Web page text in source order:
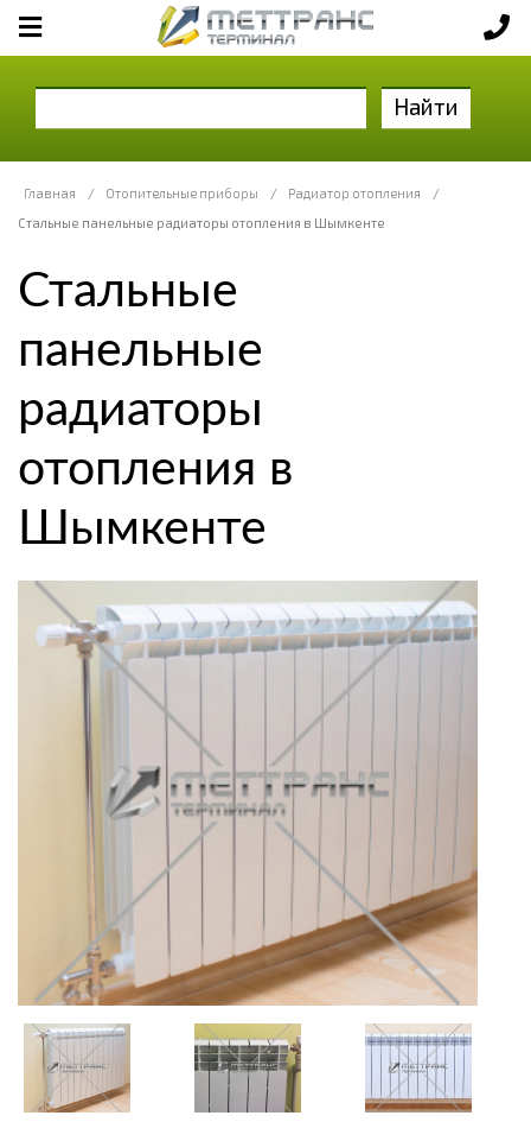
Найти
Главная / Отопительные приборы / Радиатор отопления
/
Стальные панельные радиаторы отопления в Шымкенте
Стальные
панельные
радиаторы
отопления в
Шымкенте